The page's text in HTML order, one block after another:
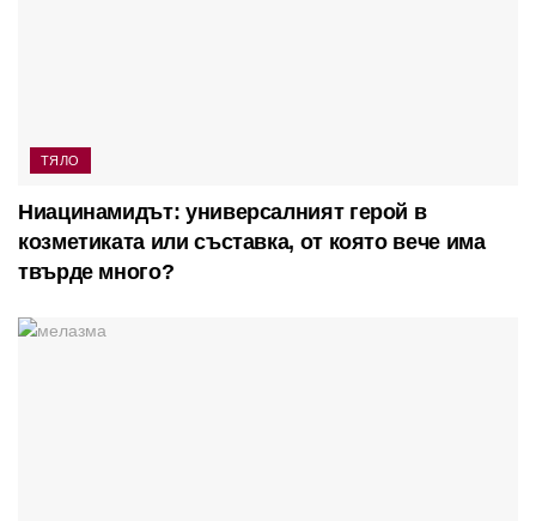
ТЯЛО
Ниацинамидът: универсалният герой в
козметиката или съставка, от която вече има
твърде много?